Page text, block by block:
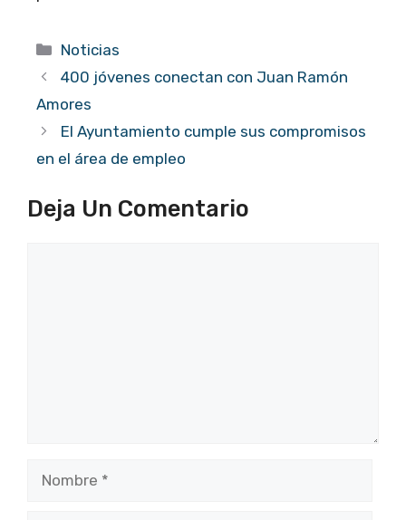
Categorías
Noticias
400 jóvenes conectan con Juan Ramón
Amores
El Ayuntamiento cumple sus compromisos
en el área de empleo
Deja Un Comentario